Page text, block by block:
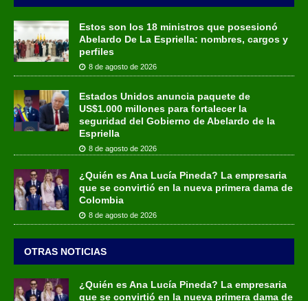
Estos son los 18 ministros que posesionó
Abelardo De La Espriella: nombres, cargos y
perfiles
8 de agosto de 2026
Estados Unidos anuncia paquete de
US$1.000 millones para fortalecer la
seguridad del Gobierno de Abelardo de la
Espriella
8 de agosto de 2026
¿Quién es Ana Lucía Pineda? La empresaria
que se convirtió en la nueva primera dama de
Colombia
8 de agosto de 2026
OTRAS NOTICIAS
¿Quién es Ana Lucía Pineda? La empresaria
que se convirtió en la nueva primera dama de